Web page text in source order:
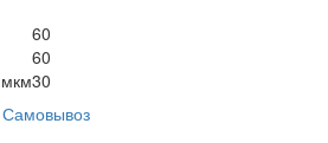
60
60
30
Самовывоз